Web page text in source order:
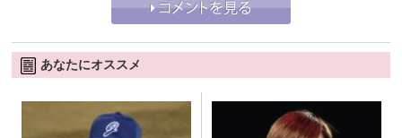
あなたにオススメ